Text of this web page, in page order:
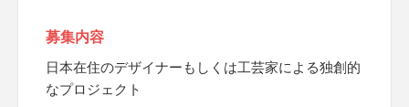
募集内容
日本在住のデザイナーもしくは工芸家による独創的
なプロジェクト